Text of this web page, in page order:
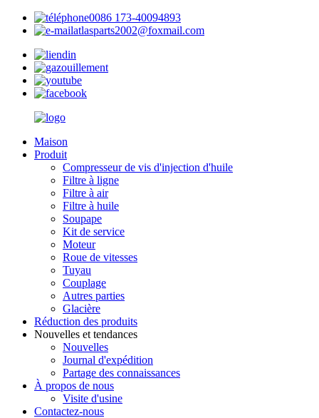
0086 173-40094893
atlasparts2002@foxmail.com
Maison
Produit
Compresseur de vis d'injection d'huile
Filtre à ligne
Filtre à air
Filtre à huile
Soupape
Kit de service
Moteur
Roue de vitesses
Tuyau
Couplage
Autres parties
Glacière
Réduction des produits
Nouvelles et tendances
Nouvelles
Journal d'expédition
Partage des connaissances
À propos de nous
Visite d'usine
Contactez-nous